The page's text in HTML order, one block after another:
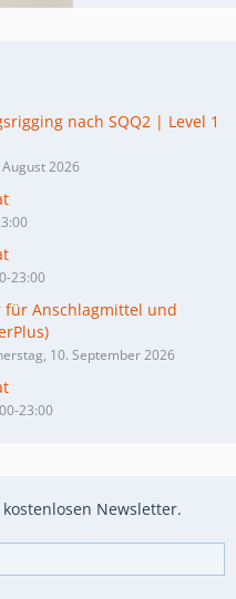
nach SQQ2 | Level 1
2026
23:00
für Anschlagmittel und
10. September 2026
23:00
Newsletter.